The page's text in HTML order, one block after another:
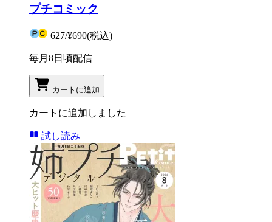
プチコミック
627/¥690(税込)
毎月8日頃配信
カートに追加
カートに追加しました
試し読み